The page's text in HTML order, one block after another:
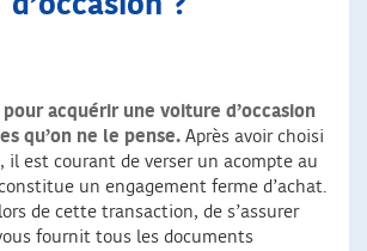
pour acquérir une voiture d’occasion
qu’on ne le pense. Après avoir choisi
il est courant de verser un acompte au
un engagement ferme d’achat.
de cette transaction, de s’assurer
fournit tous les documents